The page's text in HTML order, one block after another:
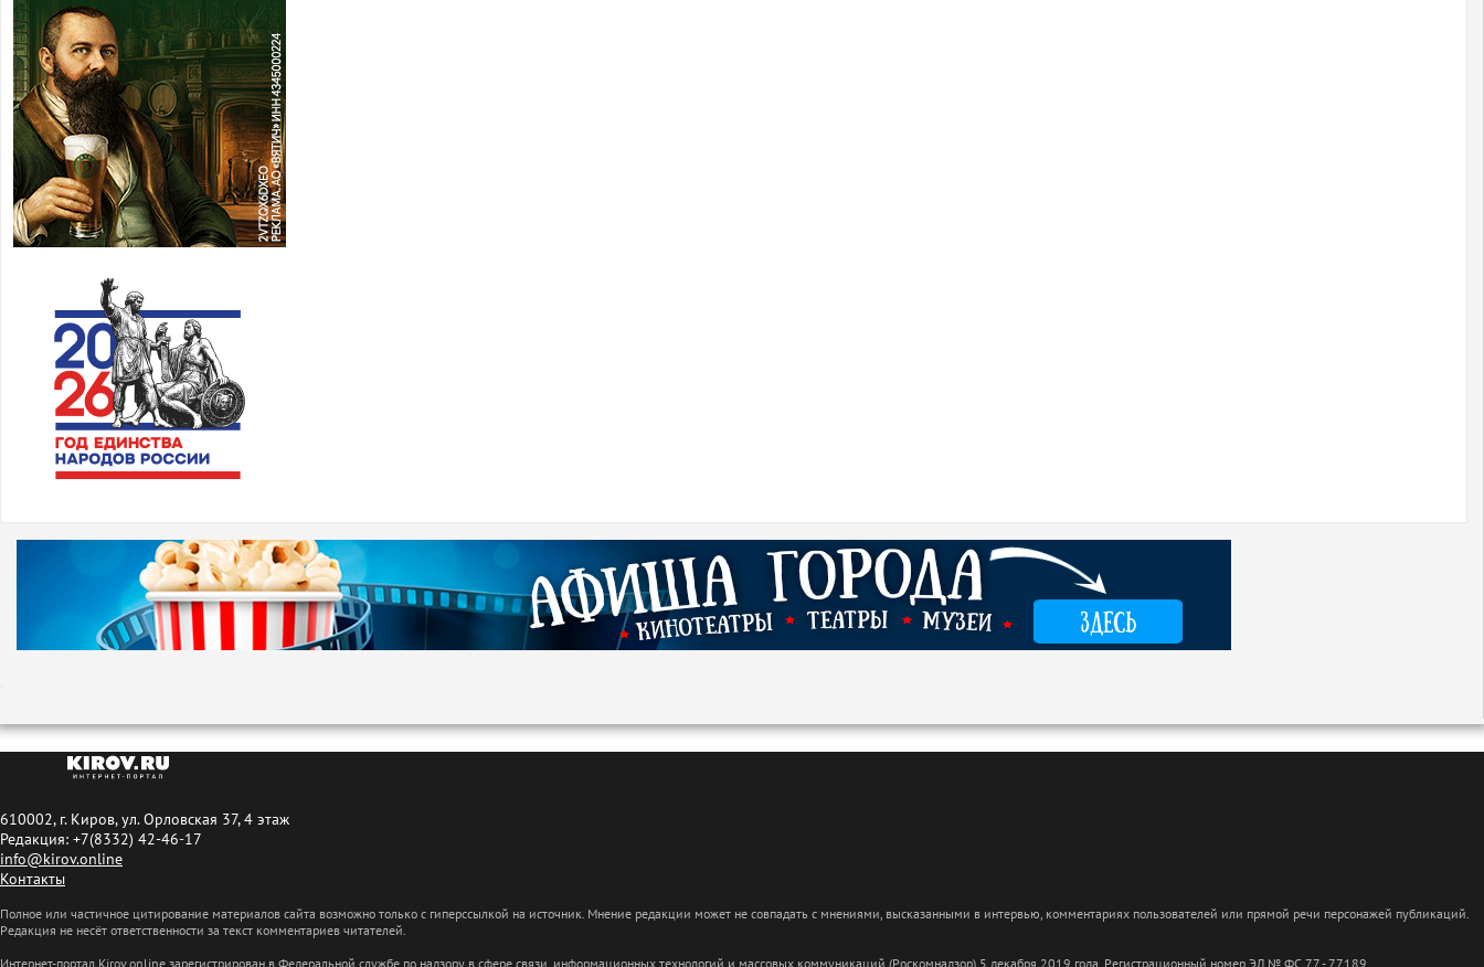
610002, г. Киров, ул. Орловская 37, 4 этаж
Редакция: +7(8332) 42-46-17
info@kirov.online
Контакты
Полное или частичное цитирование материалов сайта возможно только с гиперссылкой на источник. Мнение редакции может не совпадать с мнениями, высказанными в интервью, комментариях пользователей или прямой речи персонажей публикаций.
Редакция не несёт ответственности за текст комментариев читателей.
Интернет-портал Kirov.online зарегистрирован в Федеральной службе по надзору в сфере связи, информационных технологий и массовых коммуникаций (Роскомнадзор) 5 декабря 2019 года. Регистрационный номер ЭЛ № ФС 77 - 77189.